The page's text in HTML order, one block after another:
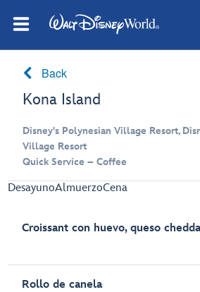
Back
Kona Island
Disney's Polynesian Village Resort,
Village Resort
Quick Service – Coffee
DesayunoAlmuerzoCena
Croissant con huevo, queso
Rollo de canela